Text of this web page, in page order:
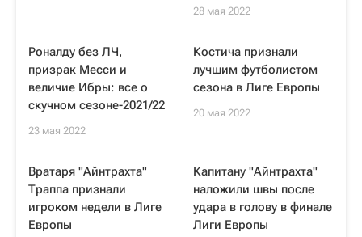
28 мая 2022
Роналду без ЛЧ,
призрак Месси и
величие Ибры: все о
скучном сезоне-2021/22
23 мая 2022
Костича признали
лучшим футболистом
сезона в Лиге Европы
20 мая 2022
Вратаря "Айнтрахта"
Траппа признали
игроком недели в Лиге
Европы
Капитану "Айнтрахта"
наложили швы после
удара в голову в финале
Лиги Европы